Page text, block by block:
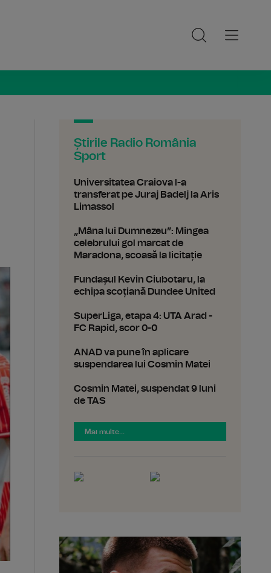
Știrile Radio România
Sport
Universitatea Craiova l-a
transferat pe Juraj Badelj la Aris
Limassol
„Mâna lui Dumnezeu”: Mingea
celebrului gol marcat de
Maradona, scoasă la licitație
Fundașul Kevin Ciubotaru, la
echipa scoțiană Dundee United
SuperLiga, etapa 4: UTA Arad -
FC Rapid, scor 0-0
ANAD va pune în aplicare
suspendarea lui Cosmin Matei
Cosmin Matei, suspendat 9 luni
de TAS
Mai multe...